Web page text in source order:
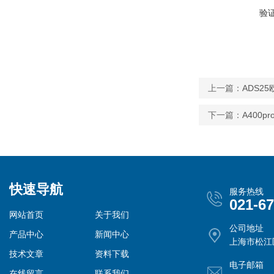
验
上一篇： ADS25
下一篇：
快速导航
网站首页
关于我们
产品中心
新闻中心
技术文章
资料下载
服务热线
021-
公司地址
上海市松
电子邮箱